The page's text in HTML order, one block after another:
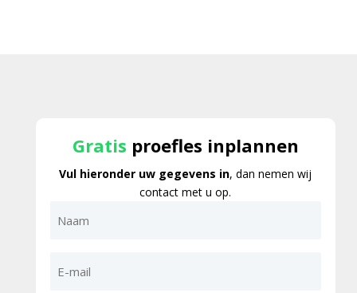
Gratis proefles inplannen
Vul hieronder uw gegevens in, dan nemen wij
contact met u op.